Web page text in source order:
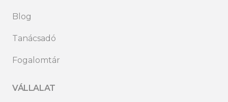
Blog
Tanácsadó
Fogalomtár
VÁLLALAT